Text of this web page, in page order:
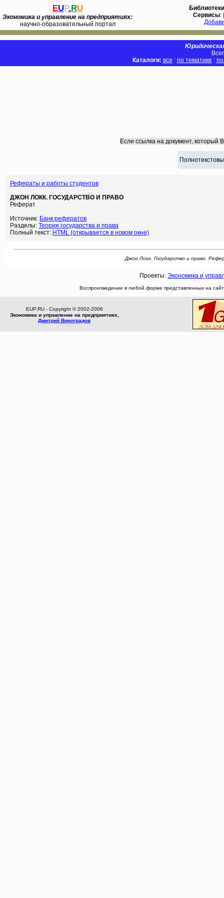
EUP.RU
Экономика и управление на предприятиях:
научно-образовательный портал
Библиотеки
Сервисы:
Каталоги: все : по тематике :
Если ссылка на документ, который
Рефераты и работы студентов
ДЖОН ЛОКК. ГОСУДАРСТВО И ПРАВО
Реферат
Источник: Банк рефератов
Разделы: Теория государства и права
Полный текст: HTML (открывается в новом окне)
Джон Локк. Государство и право.
Проекты: Экономика и
Воспроизведение в любой форме представленных на
EUP.RU - Copyright © 2002-2006
Экономика и управление на предприятиях,
Дмитрий Виноградов